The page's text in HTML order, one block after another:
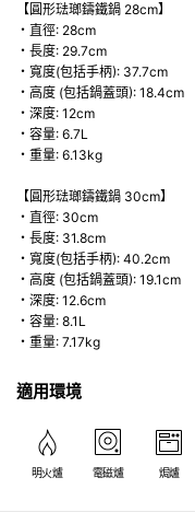
【圓形琺瑯鑄鐵鍋 28cm】
・直徑: 28cm
・長度: 29.7cm
・寬度(包括手柄): 37.7cm
・高度 (包括鍋蓋頭): 18.4cm
・深度: 12cm
・容量: 6.7L
・重量: 6.13kg
【圓形琺瑯鑄鐵鍋 30cm】
・直徑: 30cm
・長度: 31.8cm
・寬度(包括手柄): 40.2cm
・高度 (包括鍋蓋頭): 19.1cm
・深度: 12.6cm
・容量: 8.1L
・重量: 7.17kg
適用環境
明火爐 電磁爐 焗爐